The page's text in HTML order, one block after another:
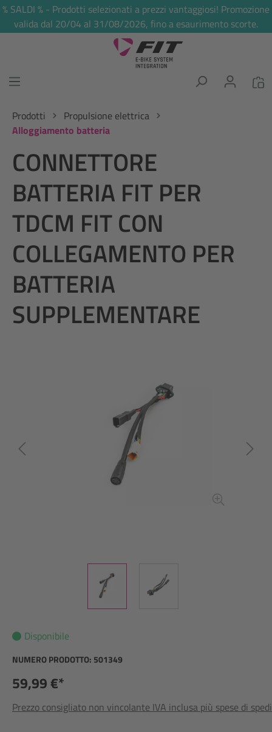
principale
% SALDI % - Prodotti selezionati a prezzi vantaggiosi! Promozione
valida dal 20/04 al 31/08/2026, fino a esaurimento scorte.
Prodotti
Propulsione elettrica
Alloggiamento batteria
CONNETTORE
BATTERIA FIT PER
TDCM FIT CON
COLLEGAMENTO PER
BATTERIA
SUPPLEMENTARE
Disponibile
NUMERO PRODOTTO: 501349
59,99 €*
Prezzo consigliato non vincolante IVA inclusa più spese di